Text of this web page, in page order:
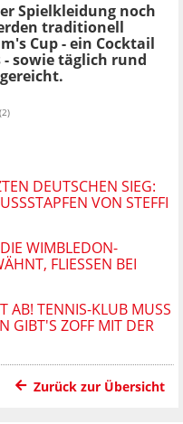
Spielkleidung noch
traditionell
Cup - ein Cocktail
sowie täglich rund
DEUTSCHEN SIEG:
VON STEFFI G
WIMBLEDON-
FLIESSEN BEI A
AB! TENNIS-KLUB MUSS
GIBT'S ZOFF MIT DER
Zurück zur Übersicht